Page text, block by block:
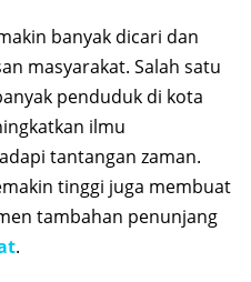
banyak dicari dan
masyarakat. Salah satu
penduduk di kota
ilmu
tantangan zaman.
tinggi juga membuat
tambahan penunjang
.